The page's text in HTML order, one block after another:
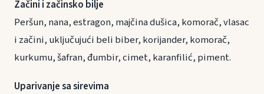
Začini i začinsko bilje
Peršun, nana, estragon, majčina dušica, komorač, vlasac
i začini, uključujući beli biber, korijander, komorač,
kurkumu, šafran, đumbir, cimet, karanfilić, piment.
Uparivanje sa sirevima